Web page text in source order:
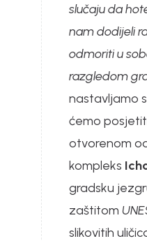
slučaju da
nam dodijeli
odmoriti u
razgledom
nastavljamo
ćemo
otvorenom
kompleks
gradsku
zaštitom
slikovitih